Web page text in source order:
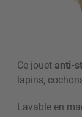
Ce jouet anti-
lapins,
Lavable en